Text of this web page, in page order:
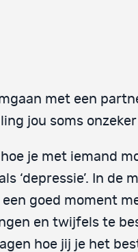
met een
jou soms
je met iemand
‘depressie’. In de
goed moment
en twijfels te
hoe jij je het